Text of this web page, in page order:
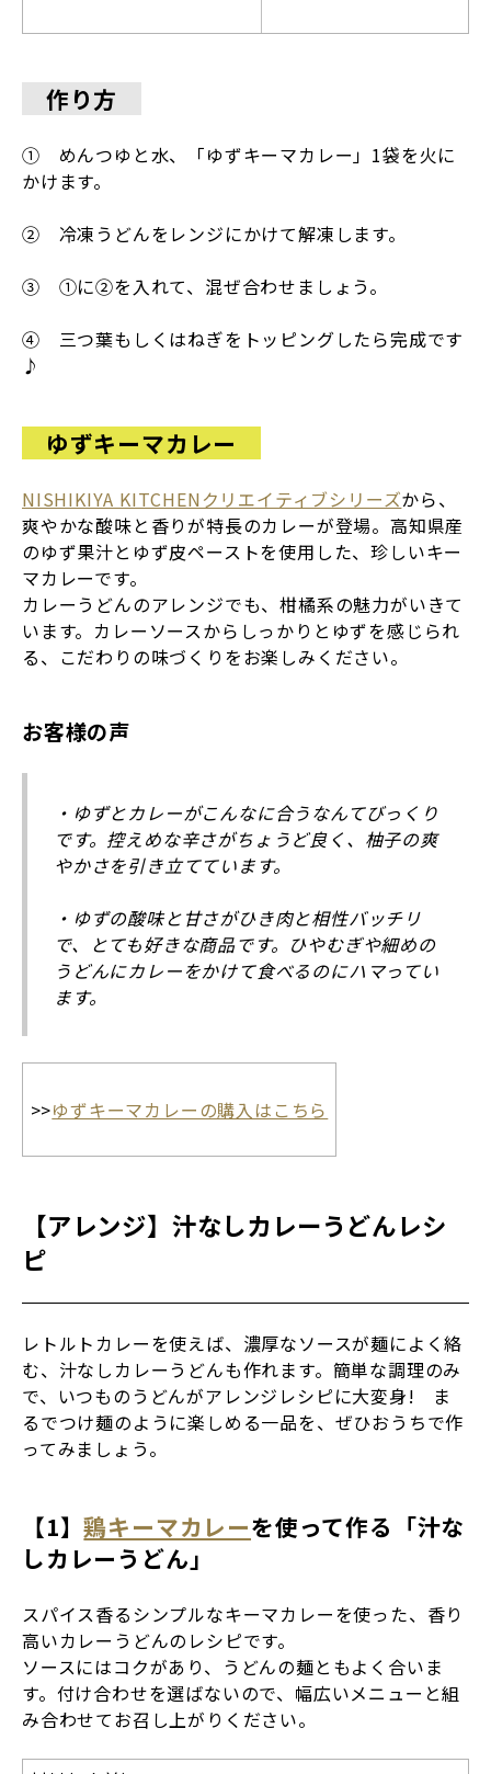
作り方
① めんつゆと水、「ゆずキーマカレー」1袋を火に
かけます。
② 冷凍うどんをレンジにかけて解凍します。
③ ①に②を入れて、混ぜ合わせましょう。
④ 三つ葉もしくはねぎをトッピングしたら完成です
♪
ゆずキーマカレー
NISHIKIYA KITCHENクリエイティブシリーズから、
爽やかな酸味と香りが特長のカレーが登場。高知県産
のゆず果汁とゆず皮ペーストを使用した、珍しいキー
マカレーです。
カレーうどんのアレンジでも、柑橘系の魅力がいきて
います。カレーソースからしっかりとゆずを感じられ
る、こだわりの味づくりをお楽しみください。
お客様の声
・ゆずとカレーがこんなに合うなんてびっくり
です。控えめな辛さがちょうど良く、柚子の爽
やかさを引き立てています。
・ゆずの酸味と甘さがひき肉と相性バッチリ
で、とても好きな商品です。ひやむぎや細めの
うどんにカレーをかけて食べるのにハマってい
ます。
>>ゆずキーマカレーの購入はこちら
【アレンジ】汁なしカレーうどんレシ
ピ
レトルトカレーを使えば、濃厚なソースが麺によく絡
む、汁なしカレーうどんも作れます。簡単な調理のみ
で、いつものうどんがアレンジレシピに大変身! ま
るでつけ麺のように楽しめる一品を、ぜひおうちで作
ってみましょう。
【1】鶏キーマカレーを使って作る「汁な
しカレーうどん」
スパイス香るシンプルなキーマカレーを使った、香り
高いカレーうどんのレシピです。
ソースにはコクがあり、うどんの麺ともよく合いま
す。付け合わせを選ばないので、幅広いメニューと組
み合わせてお召し上がりください。